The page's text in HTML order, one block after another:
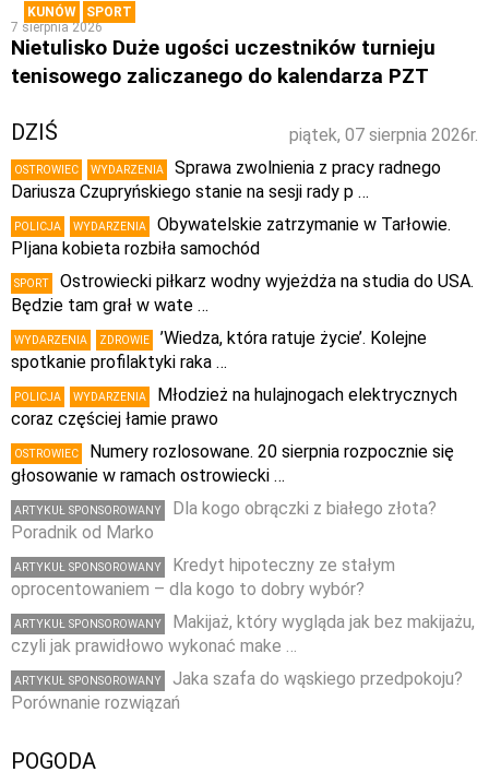
KUNÓW
SPORT
7 sierpnia 2026
Nietulisko Duże ugości uczestników turnieju
tenisowego zaliczanego do kalendarza PZT
piątek, 07 sierpnia 2026r.
DZIŚ
OSTROWIEC WYDARZENIA
Sprawa zwolnienia z pracy radnego
Dariusza Czupryńskiego stanie na sesji rady p …
POLICJA WYDARZENIA
Obywatelskie zatrzymanie w Tarłowie.
PIjana kobieta rozbiła samochód
SPORT
Ostrowiecki piłkarz wodny wyjeżdża na studia do USA.
Będzie tam grał w wate …
WYDARZENIA ZDROWIE
’Wiedza, która ratuje życie’. Kolejne
spotkanie profilaktyki raka …
POLICJA WYDARZENIA
Młodzież na hulajnogach elektrycznych
coraz częściej łamie prawo
OSTROWIEC
Numery rozlosowane. 20 sierpnia rozpocznie się
głosowanie w ramach ostrowiecki …
ARTYKUŁ SPONSOROWANY
Dla kogo obrączki z białego złota?
Poradnik od Marko
ARTYKUŁ SPONSOROWANY
Kredyt hipoteczny ze stałym
oprocentowaniem – dla kogo to dobry wybór?
ARTYKUŁ SPONSOROWANY
Makijaż, który wygląda jak bez makijażu,
czyli jak prawidłowo wykonać make …
ARTYKUŁ SPONSOROWANY
Jaka szafa do wąskiego przedpokoju?
Porównanie rozwiązań
POGODA